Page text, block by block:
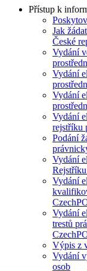
Přístup k
Jak
České
Vydání
Vydání
Vydání
Vydání
rejstříku
Podání
Vydání
Vydání
Vydání
trestů
Výpis z
Vydání
osob